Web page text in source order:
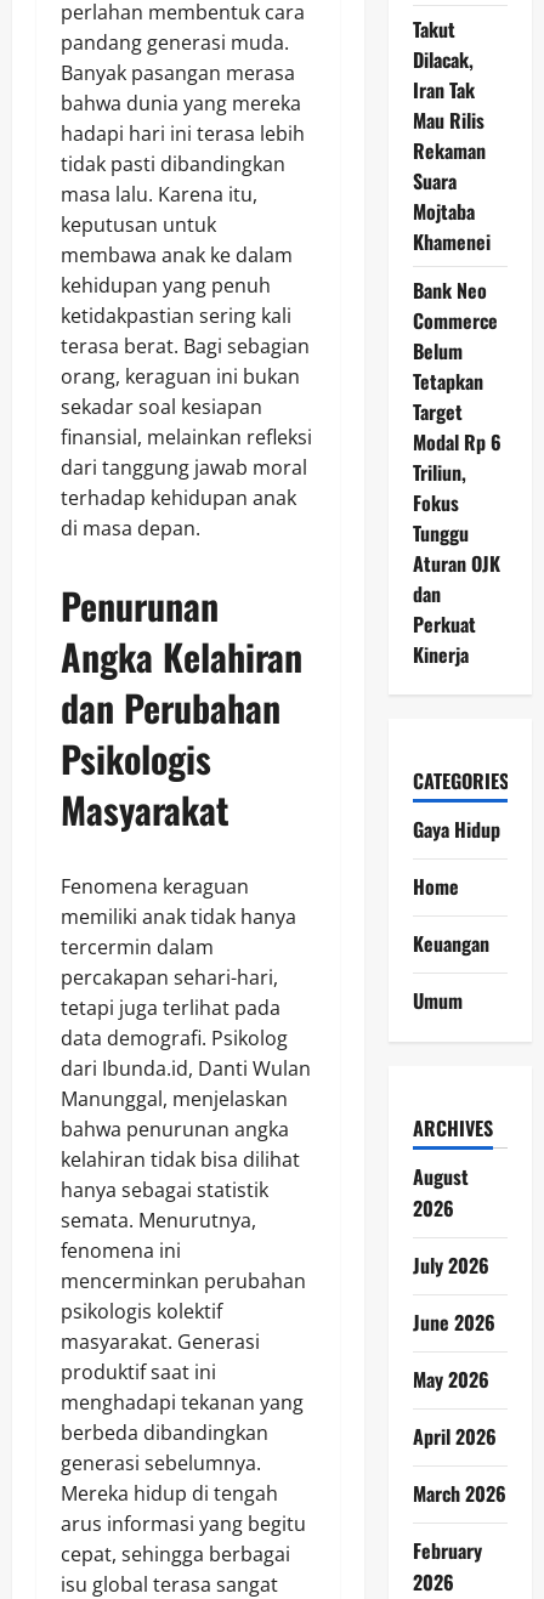
perlahan membentuk cara
pandang generasi muda.
Banyak pasangan merasa
bahwa dunia yang mereka
hadapi hari ini terasa lebih
tidak pasti dibandingkan
masa lalu. Karena itu,
keputusan untuk
membawa anak ke dalam
kehidupan yang penuh
ketidakpastian sering kali
terasa berat. Bagi sebagian
orang, keraguan ini bukan
sekadar soal kesiapan
finansial, melainkan refleksi
dari tanggung jawab moral
terhadap kehidupan anak
di masa depan.
Penurunan
Angka Kelahiran
dan Perubahan
Psikologis
Masyarakat
Fenomena keraguan
memiliki anak tidak hanya
tercermin dalam
percakapan sehari-hari,
tetapi juga terlihat pada
data demografi. Psikolog
dari Ibunda.id, Danti Wulan
Manunggal, menjelaskan
bahwa penurunan angka
kelahiran tidak bisa dilihat
hanya sebagai statistik
semata. Menurutnya,
fenomena ini
mencerminkan perubahan
psikologis kolektif
masyarakat. Generasi
produktif saat ini
menghadapi tekanan yang
berbeda dibandingkan
generasi sebelumnya.
Mereka hidup di tengah
arus informasi yang begitu
cepat, sehingga berbagai
isu global terasa sangat
Takut
Dilacak,
Iran Tak
Mau Rilis
Rekaman
Suara
Mojtaba
Khamenei
Bank Neo
Commerce
Belum
Tetapkan
Target
Modal Rp 6
Triliun,
Fokus
Tunggu
Aturan OJK
dan
Perkuat
Kinerja
CATEGORIES
Gaya Hidup
Home
Keuangan
Umum
ARCHIVES
August
2026
July 2026
June 2026
May 2026
April 2026
March 2026
February
2026